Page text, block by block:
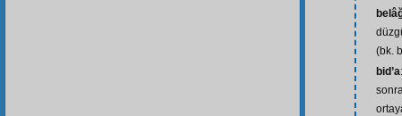
(bk.
bid’a